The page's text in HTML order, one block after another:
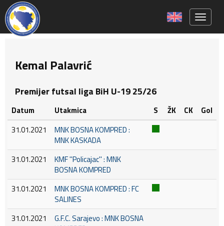
Kemal Palavrić
Premijer futsal liga BiH U-19 25/26
Datum Utakmica S ŽK CK
Gol
31.01.2021
MNK BOSNA KOMPRED :
MNK KASKADA
31.01.2021
KMF ''Policajac'' : MNK
BOSNA KOMPRED
31.01.2021
MNK BOSNA KOMPRED : FC
SALINES
31.01.2021
G.F.C. Sarajevo : MNK BOSNA